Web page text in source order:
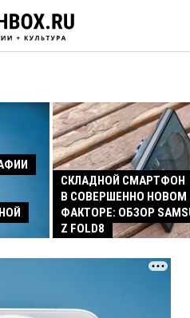
СКЛАДНОЙ СМАРТФОН
В СОВЕРШЕННО
ФАКТОРЕ: ОБЗОР
Z FOLD8